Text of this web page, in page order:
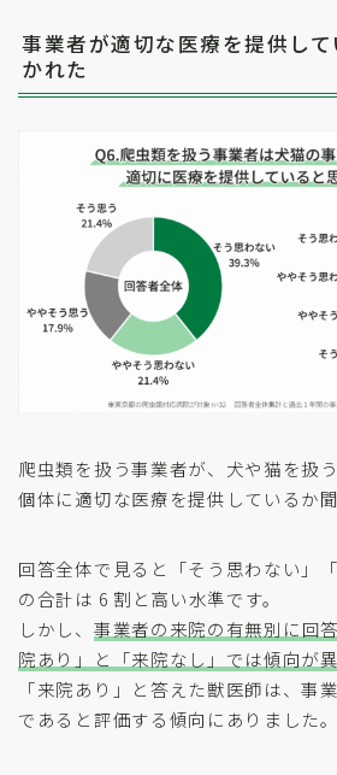
事業者が適切な医療を提供し
かれた
爬虫類を扱う事業者が、犬や猫を扱
個体に適切な医療を提供しているか
回答全体で見ると「そう思わない」
の合計は 6 割と高い水準です。
しかし、 事業者の来院の有無別に回
院あり」と「来院なし」では傾向が
「来院あり」と答えた獣医師は、事
であると評価する傾向にありました。